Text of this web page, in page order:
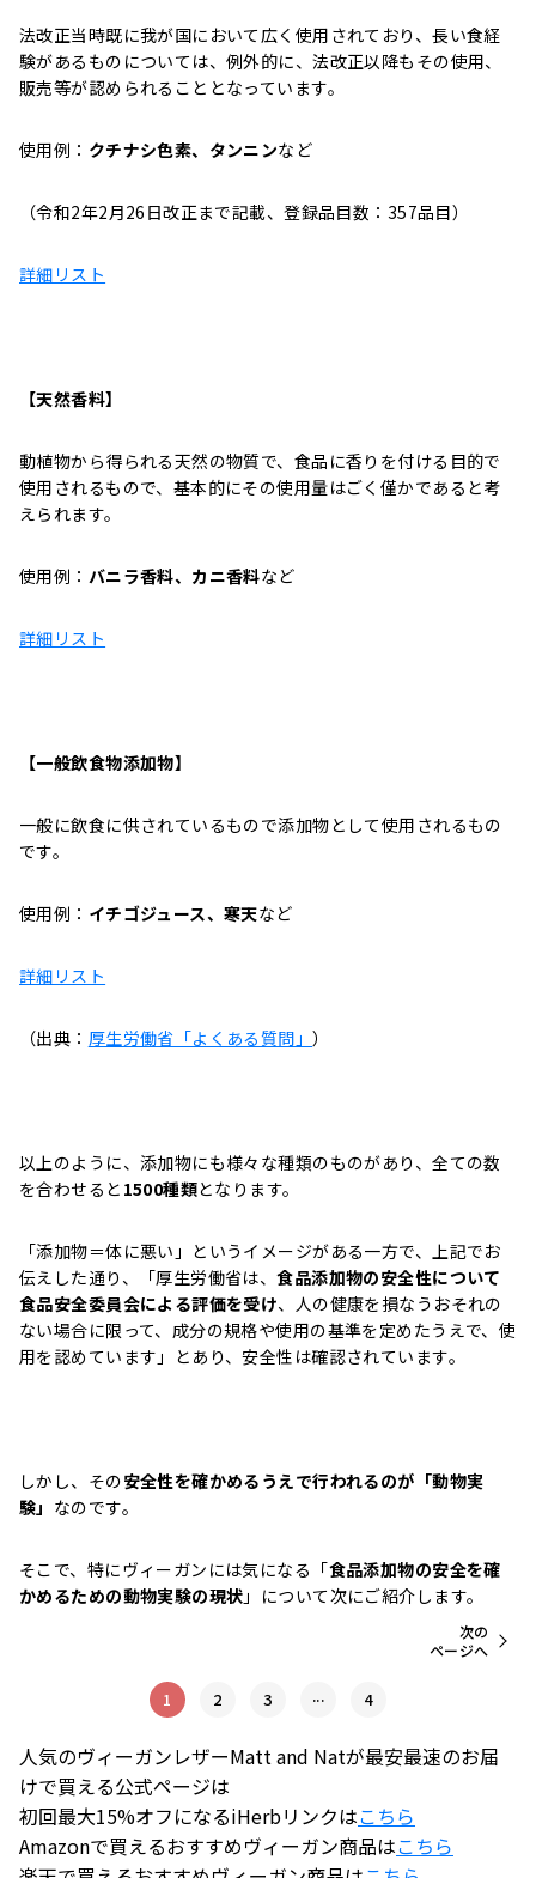
法改正当時既に我が国において広く使用されており、長い食経
験があるものについては、例外的に、法改正以降もその使用、
販売等が認められることとなっています。
使用例： クチナシ色素、タンニンなど
（令和2年2月26日改正まで記載、登録品目数：357品目）
詳細リスト
【天然香料】
動植物から得られる天然の物質で、食品に香りを付ける目的で
使用されるもので、基本的にその使用量はごく僅かであると考
えられます。
使用例： バニラ香料、カニ香料など
詳細リスト
【一般飲食物添加物】
一般に飲食に供されているもので添加物として使用されるもの
です。
使用例： イチゴジュース、寒天など
詳細リスト
（出典： 厚生労働省「よくある質問」）
以上のように、添加物にも様々な種類のものがあり、全ての数
を合わせると 1500種類となります。
「添加物＝体に悪い」というイメージがある一方で、上記でお
伝えした通り、「厚生労働省は、食品添加物の安全性について
食品安全委員会による評価を受け、人の健康を損なうおそれの
ない場合に限って、成分の規格や使用の基準を定めたうえで、使
用を認めています」とあり、安全性は確認されています。
しかし、その安全性を確かめるうえで行われるのが「動物実
験」 なのです。
そこで、特にヴィーガンには気になる「食品添加物の安全を確
かめるための動物実験の現状 」について次にご紹介します。
1 2 3 ...
次の
ページへ
4
人気のヴィーガンレザーMatt and Natが最安最速のお届
けで買える公式ページは
初回最大15%オフになるiHerbリンクはこちら
Amazonで買えるおすすめヴィーガン商品はこちら